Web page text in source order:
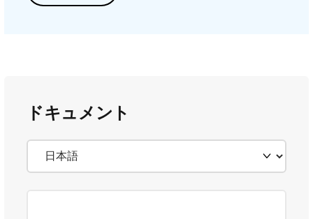
ドキュメント